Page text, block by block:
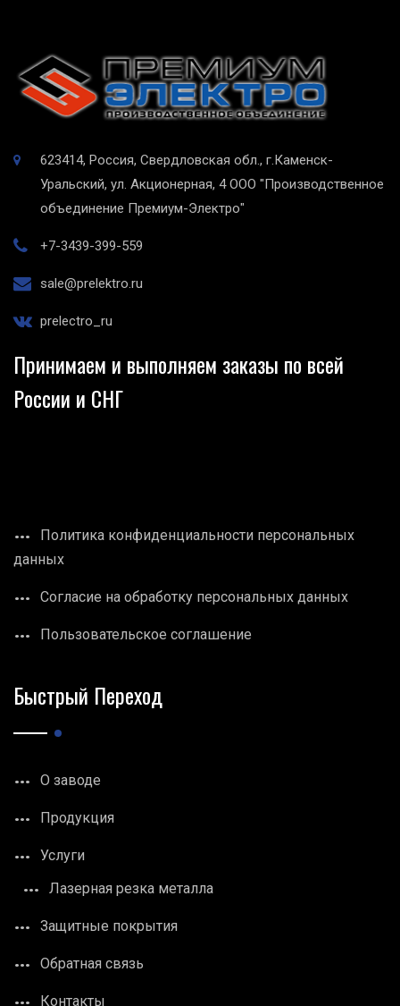
623414, Россия, Свердловская обл., г.Каменск-
Уральский, ул. Акционерная, 4 ООО "Производственное
объединение Премиум-Электро"
+7-3439-399-559
sale@prelektro.ru
prelectro_ru
Принимаем и выполняем заказы по всей
России и СНГ
Политика конфиденциальности персональных
данных
Согласие на обработку персональных данных
Пользовательское соглашение
Быстрый Переход
О заводе
Продукция
Услуги
Лазерная резка металла
Защитные покрытия
Обратная связь
Контакты